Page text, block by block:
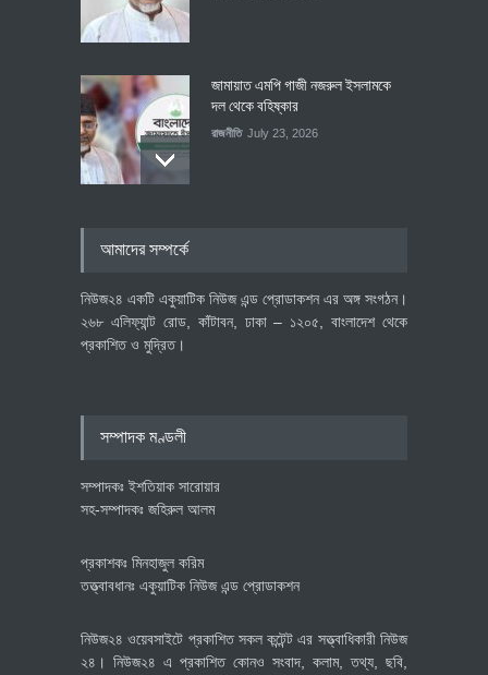
জামায়াত এমপি গাজী নজরুল ইসলামকে
দল থেকে বহিষ্কার
রাজনীতি July 23, 2026
আমাদের সম্পর্কে
নিউজ২৪ একটি একুয়াটিক নিউজ এন্ড প্রোডাকশন এর অঙ্গ সংগঠন।
২৬৮ এলিফ্যান্ট রোড, কাঁটাবন, ঢাকা – ১২০৫, বাংলাদেশ থেকে
প্রকাশিত ও মুদ্রিত।
সম্পাদক মণ্ডলী
সম্পাদকঃ ইশতিয়াক সারোয়ার
সহ-সম্পাদকঃ জহিরুল আলম
প্রকাশকঃ মিনহাজুল করিম
তত্ত্বাবধানঃ একুয়াটিক নিউজ এন্ড প্রোডাকশন
নিউজ২৪ ওয়েবসাইটে প্রকাশিত সকল কন্টেন্ট এর সত্ত্বাধিকারী নিউজ
২৪। নিউজ২৪ এ প্রকাশিত কোনও সংবাদ, কলাম, তথ্য, ছবি,